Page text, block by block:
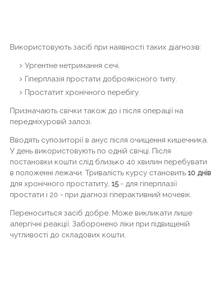
Використовують засіб при наявності таких діагнозів:
Ургентне нетримання сечі.
Гіперплазія простати доброякісного типу.
Простатит хронічного перебігу.
Призначають свічки також до і після операції на
передміхуровій залозі.
Вводять супозиторії в анус після очищення кишечника.
У день використовують по одній свічці. Після
постановки кошти слід близько 40 хвилин перебувати
в положенні лежачи. Тривалість курсу становить 10 днів
для хронічного простатиту, 15- для гіперплазії
простати і 20 - при діагнозі гіперактивний мочевік.
Переноситься засіб добре. Може викликати лише
алергічні реакції. Заборонено ліки при підвищеній
чутливості до складових кошти.